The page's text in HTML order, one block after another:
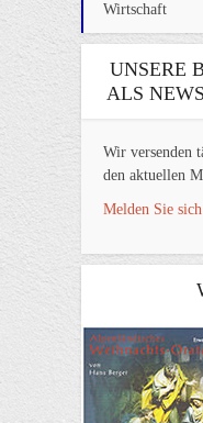
Wirtschaft
UNSERE
ALS
Wir versenden
den aktuellen
Melden Sie